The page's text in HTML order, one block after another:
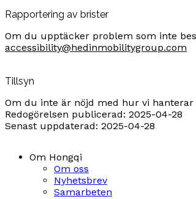
Rapportering av brister
Om du upptäcker problem som inte
accessibility@hedinmobilitygroup.com
Tillsyn
Om du inte är nöjd med hur vi
Redogörelsen publicerad: 2025-04-28
Senast uppdaterad: 2025-04-28
Om Hongqi
Om oss
Nyhetsbrev
Samarbeten